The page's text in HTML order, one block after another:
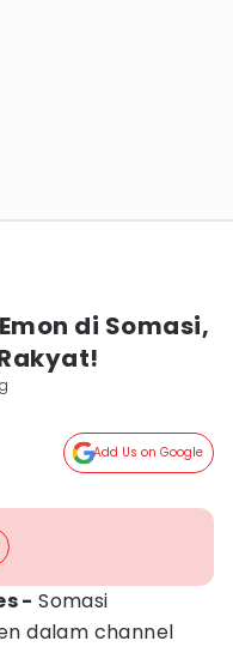
di Somasi,
Add Us on Google
- Somasi
dalam channel